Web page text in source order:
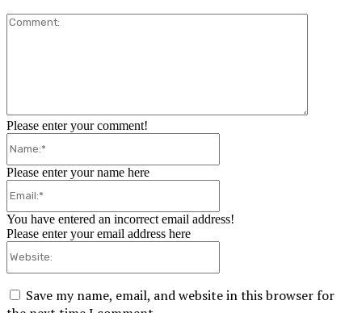
Please enter your comment!
Please enter your name here
You have entered an incorrect email address!
Please enter your email address here
Save my name, email, and website in this browser for